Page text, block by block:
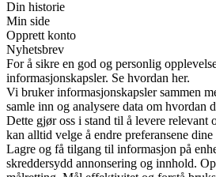
Din historie
Min side
Opprett konto
Nyhetsbrev
For å sikre en god og personlig
informasjonskapsler. Se hvordan her.
Vi bruker informasjonskapsler sammen
samle inn og analysere data om hvordan
Dette gjør oss i stand til å levere
kan alltid velge å endre preferansene dine
Lagre og få tilgang til informasjon på
skreddersydd annonsering og innhold.